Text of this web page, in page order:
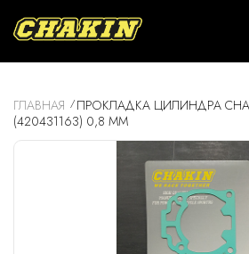
ГЛАВНАЯ
ПРОКЛАДКА ЦИЛИНДРА
(420431163) 0,8 ММ